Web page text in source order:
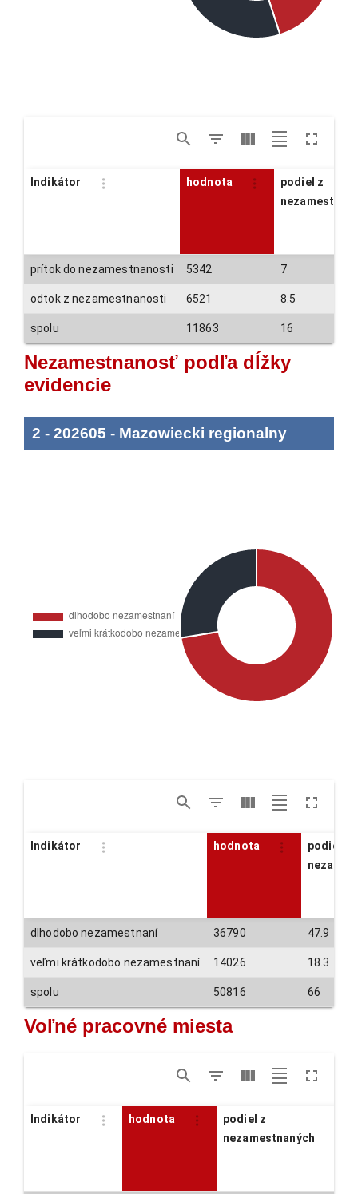
Indikátor hodnota
podiel z
prítok do nezamestnanosti 5342 7
odtok z nezamestnanosti 6521 8.5
spolu 11863 16
Nezamestnanosť podľa dĺžky
evidencie
2 - 202605 - Mazowiecki regionalny
Indikátor hodnota
podiel z
dlhodobo nezamestnaní 36790 47.9
veľmi krátkodobo nezamestnaní 14026 18.3
spolu 50816 66
Voľné pracovné miesta
Indikátor hodnota
podiel z
nezamestnaných